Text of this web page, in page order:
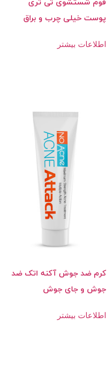
فوم شستشوی تی تری
پوست‌ خیلی چرب و براق
اطلاعات بیشتر
کرم ضد جوش آکنه اتک ضد
جوش و جای جوش
اطلاعات بیشتر